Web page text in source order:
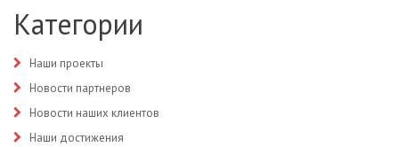
Категории
Наши проекты
Новости партнеров
Новости наших клиентов
Наши достижения